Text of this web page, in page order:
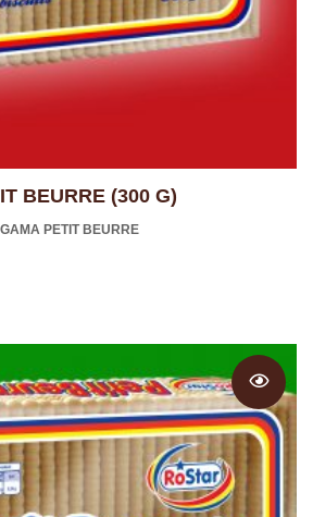
BEURRE (300 G)
GAMA PETIT BEURRE